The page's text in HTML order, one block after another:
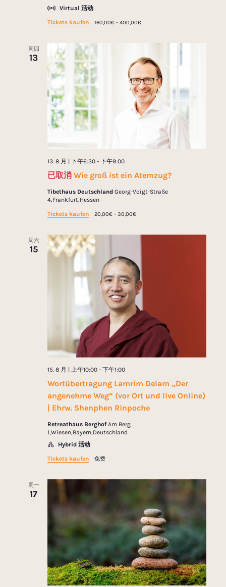
Virtual 活动
Tickets kaufen
160,00€ - 400,00€
周四
13
已取消 Wie groß ist ein Atemzug?
13. 8 月 | 下午6:30- 下午9:00
Tibethaus Deutschland Georg-Voigt-Straße
4,Frankfurt,Hessen
Tickets kaufen
20,00€ - 30,00€
周六
15
Wortübertragung Lamrim Delam „Der
angenehme Weg“ (vor Ort und live Online)
| Ehrw. Shenphen Rinpoche
15. 8 月 | 上午10:00- 下午1:00
Retreathaus BerghofAm Berg
1,Wiesen,Bayern,Deutschland
Hybrid 活动
Tickets kaufen
免费
周一
17